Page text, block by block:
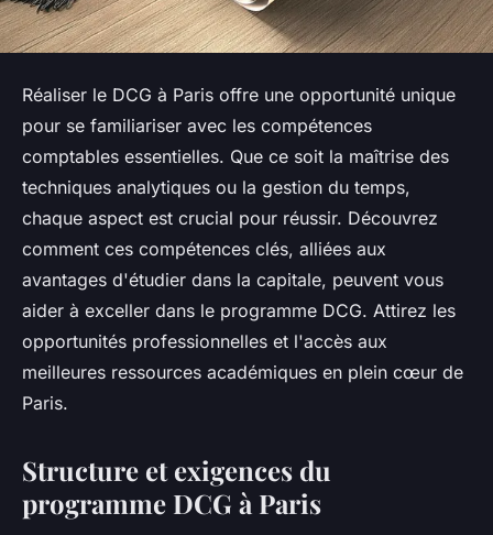
Réaliser le DCG à Paris offre une opportunité unique
pour se familiariser avec les compétences
comptables essentielles. Que ce soit la maîtrise des
techniques analytiques ou la gestion du temps,
chaque aspect est crucial pour réussir. Découvrez
comment ces compétences clés, alliées aux
avantages d'étudier dans la capitale, peuvent vous
aider à exceller dans le programme DCG. Attirez les
opportunités professionnelles et l'accès aux
meilleures ressources académiques en plein cœur de
Paris.
Structure et exigences du
programme DCG à Paris